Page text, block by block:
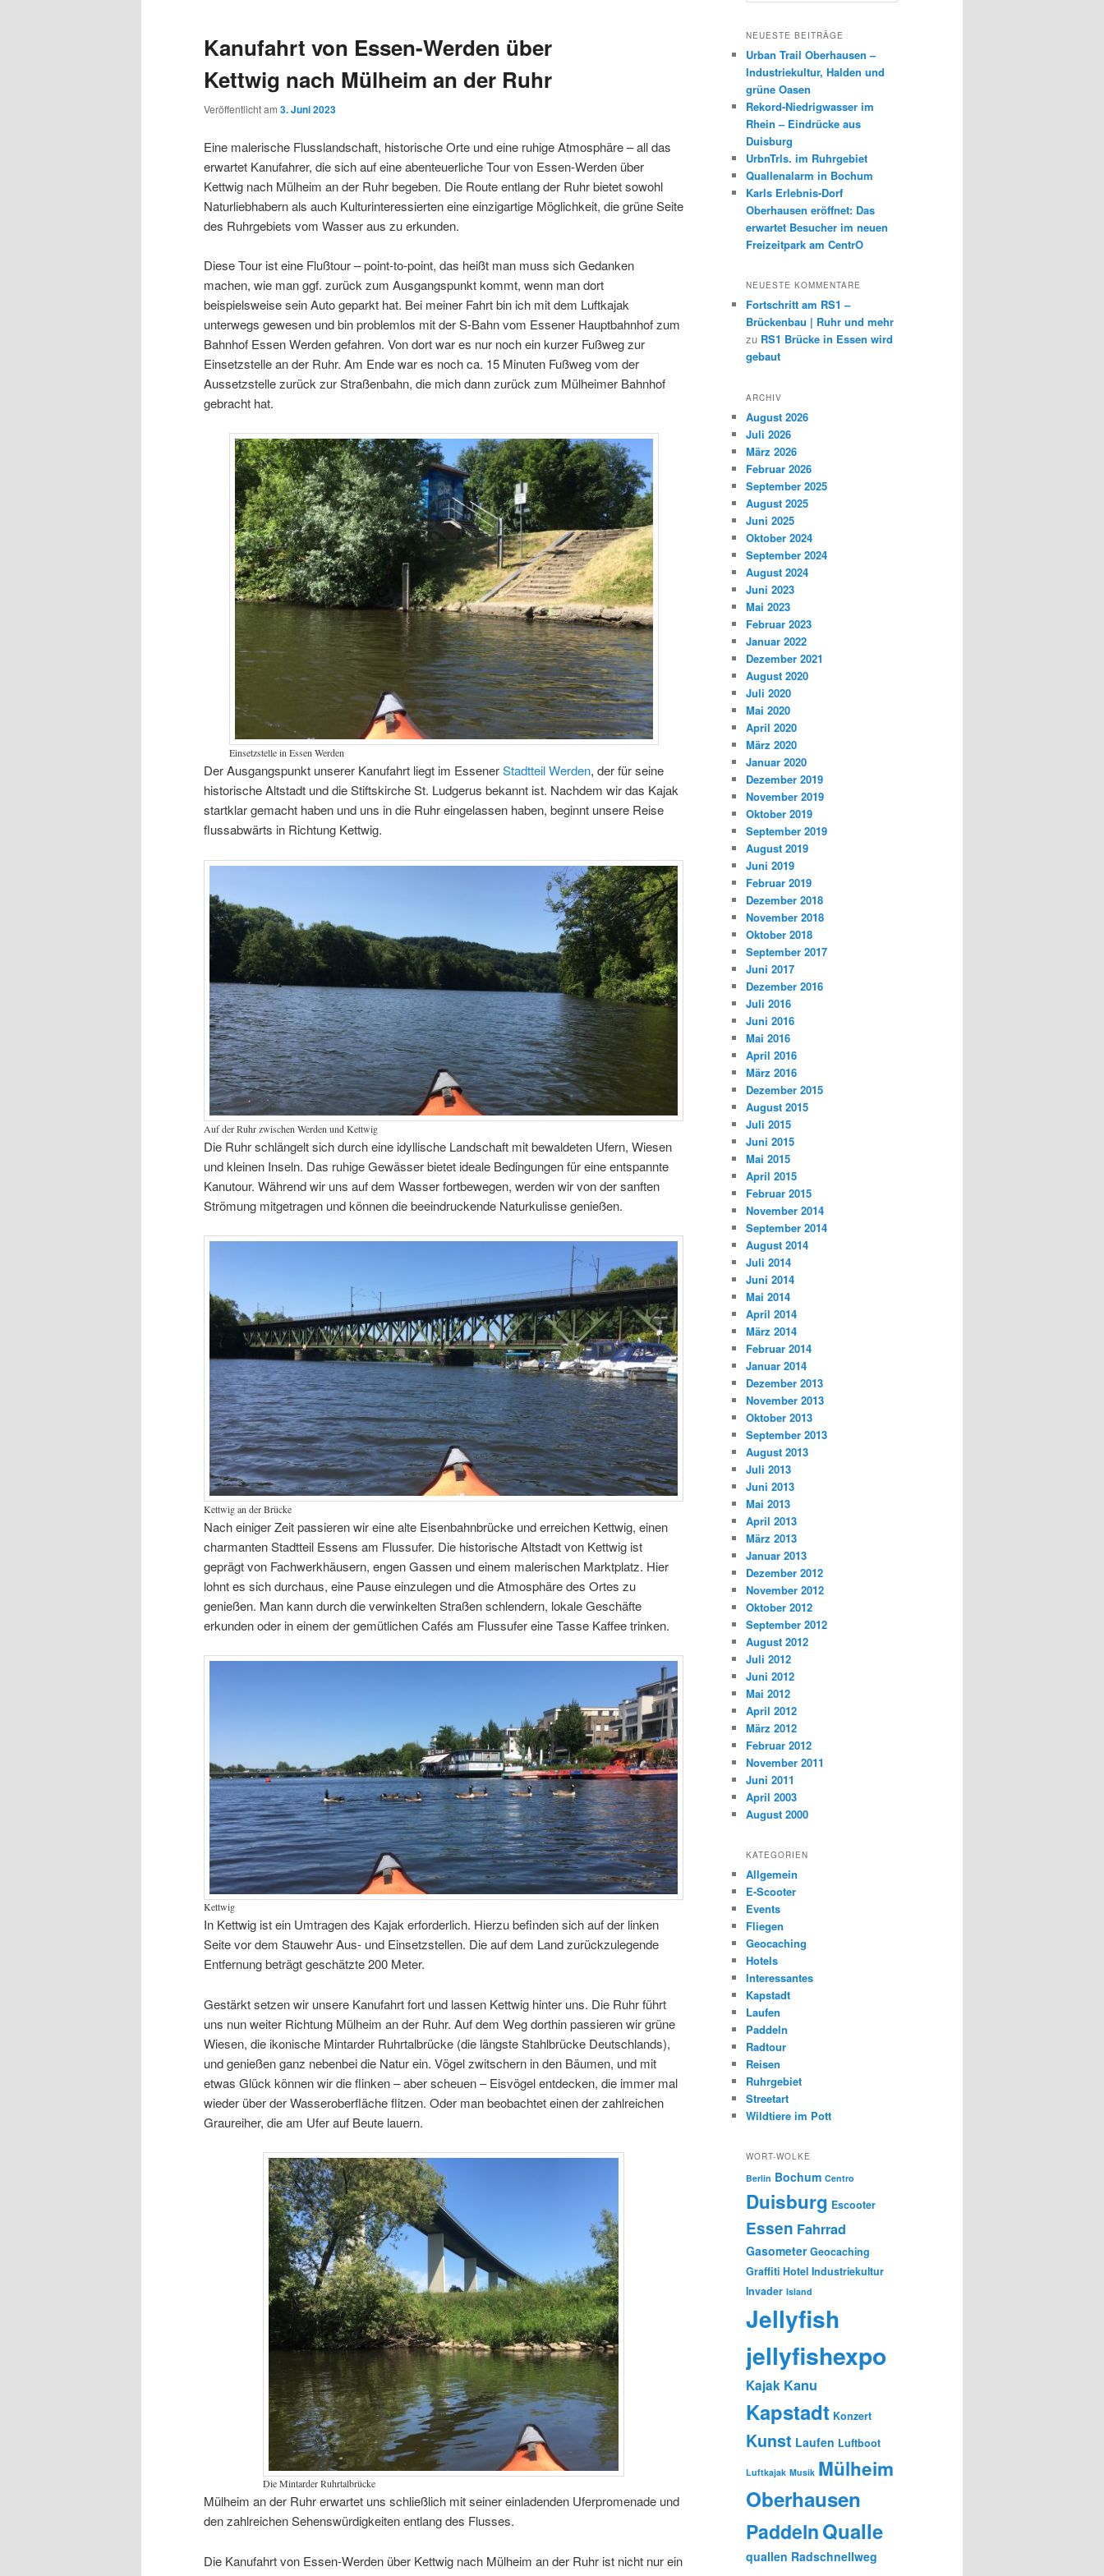
Kanufahrt von Essen-Werden über
Kettwig nach Mülheim an der Ruhr
Veröffentlicht am 3. Juni 2023
Eine malerische Flusslandschaft, historische Orte und eine ruhige Atmosphäre – all das
erwartet Kanufahrer, die sich auf eine abenteuerliche Tour von Essen-Werden über
Kettwig nach Mülheim an der Ruhr begeben. Die Route entlang der Ruhr bietet sowohl
Naturliebhabern als auch Kulturinteressierten eine einzigartige Möglichkeit, die grüne Seite
des Ruhrgebiets vom Wasser aus zu erkunden.
Diese Tour ist eine Flußtour – point-to-point, das heißt man muss sich Gedanken
machen, wie man ggf. zurück zum Ausgangspunkt kommt, wenn man dort
beispielsweise sein Auto geparkt hat. Bei meiner Fahrt bin ich mit dem Luftkajak
unterwegs gewesen und bin problemlos mit der S-Bahn vom Essener Hauptbahnhof zum
Bahnhof Essen Werden gefahren. Von dort war es nur noch ein kurzer Fußweg zur
Einsetzstelle an der Ruhr. Am Ende war es noch ca. 15 Minuten Fußweg vom der
Aussetzstelle zurück zur Straßenbahn, die mich dann zurück zum Mülheimer Bahnhof
gebracht hat.
Einsetzstelle in Essen Werden
Der Ausgangspunkt unserer Kanufahrt liegt im EssenerStadtteil Werden, der für seine
historische Altstadt und die Stiftskirche St. Ludgerus bekannt ist. Nachdem wir das Kajak
startklar gemacht haben und uns in die Ruhr eingelassen haben, beginnt unsere Reise
flussabwärts in Richtung Kettwig.
Auf der Ruhr zwischen Werden und Kettwig
Die Ruhr schlängelt sich durch eine idyllische Landschaft mit bewaldeten Ufern, Wiesen
und kleinen Inseln. Das ruhige Gewässer bietet ideale Bedingungen für eine entspannte
Kanutour. Während wir uns auf dem Wasser fortbewegen, werden wir von der sanften
Strömung mitgetragen und können die beeindruckende Naturkulisse genießen.
Kettwig an der Brücke
Nach einiger Zeit passieren wir eine alte Eisenbahnbrücke und erreichen Kettwig, einen
charmanten Stadtteil Essens am Flussufer. Die historische Altstadt von Kettwig ist
geprägt von Fachwerkhäusern, engen Gassen und einem malerischen Marktplatz. Hier
lohnt es sich durchaus, eine Pause einzulegen und die Atmosphäre des Ortes zu
genießen. Man kann durch die verwinkelten Straßen schlendern, lokale Geschäfte
erkunden oder in einem der gemütlichen Cafés am Flussufer eine Tasse Kaffee trinken.
Kettwig
In Kettwig ist ein Umtragen des Kajak erforderlich. Hierzu befinden sich auf der linken
Seite vor dem Stauwehr Aus- und Einsetzstellen. Die auf dem Land zurückzulegende
Entfernung beträgt geschätzte 200 Meter.
Gestärkt setzen wir unsere Kanufahrt fort und lassen Kettwig hinter uns. Die Ruhr führt
uns nun weiter Richtung Mülheim an der Ruhr. Auf dem Weg dorthin passieren wir grüne
Wiesen, die ikonische Mintarder Ruhrtalbrücke (die längste Stahlbrücke Deutschlands),
und genießen ganz nebenbei die Natur ein. Vögel zwitschern in den Bäumen, und mit
etwas Glück können wir die flinken – aber scheuen – Eisvögel entdecken, die immer mal
wieder über der Wasseroberfläche flitzen. Oder man beobachtet einen der zahlreichen
Graureiher, die am Ufer auf Beute lauern.
Die Mintarder Ruhrtalbrücke
Mülheim an der Ruhr erwartet uns schließlich mit seiner einladenden Uferpromenade und
den zahlreichen Sehenswürdigkeiten entlang des Flusses.
Die Kanufahrt von Essen-Werden über Kettwig nach Mülheim an der Ruhr ist nicht nur ein
h
n
NEUESTE BEITRÄGE
Urban Trail Oberhausen –
Industriekultur, Halden und
grüne Oasen
Rekord-Niedrigwasser im
Rhein – Eindrücke aus
Duisburg
UrbnTrls. im Ruhrgebiet
Quallenalarm in Bochum
Karls Erlebnis-Dorf
Oberhausen eröffnet: Das
erwartet Besucher im neuen
Freizeitpark am CentrO
NEUESTE KOMMENTARE
Fortschritt am RS1 –
Brückenbau | Ruhr und mehr
zu RS1 Brücke in Essen wird
gebaut
ARCHIV
August 2026
Juli 2026
März 2026
Februar 2026
September 2025
August 2025
Juni 2025
Oktober 2024
September 2024
August 2024
Juni 2023
Mai 2023
Februar 2023
Januar 2022
Dezember 2021
August 2020
Juli 2020
Mai 2020
April 2020
März 2020
Januar 2020
Dezember 2019
November 2019
Oktober 2019
September 2019
August 2019
Juni 2019
Februar 2019
Dezember 2018
November 2018
Oktober 2018
September 2017
Juni 2017
Dezember 2016
Juli 2016
Juni 2016
Mai 2016
April 2016
März 2016
Dezember 2015
August 2015
Juli 2015
Juni 2015
Mai 2015
April 2015
Februar 2015
November 2014
September 2014
August 2014
Juli 2014
Juni 2014
Mai 2014
April 2014
März 2014
Februar 2014
Januar 2014
Dezember 2013
November 2013
Oktober 2013
September 2013
August 2013
Juli 2013
Juni 2013
Mai 2013
April 2013
März 2013
Januar 2013
Dezember 2012
November 2012
Oktober 2012
September 2012
August 2012
Juli 2012
Juni 2012
Mai 2012
April 2012
März 2012
Februar 2012
November 2011
Juni 2011
April 2003
August 2000
KATEGORIEN
Allgemein
E-Scooter
Events
Fliegen
Geocaching
Hotels
Interessantes
Kapstadt
Laufen
Paddeln
Radtour
Reisen
Ruhrgebiet
Streetart
Wildtiere im Pott
WORT-WOLKE
Berlin Bochum Centro
Duisburg Escooter
Essen Fahrrad
Gasometer Geocaching
Graffiti Hotel Industriekultur
Invader Island
Jellyfish
jellyfishexpo
Kajak Kanu
Kapstadt Konzert
Kunst Laufen Luftboot
Luftkajak Musik Mülheim
Oberhausen
PaddelnQualle
quallen Radschnellweg